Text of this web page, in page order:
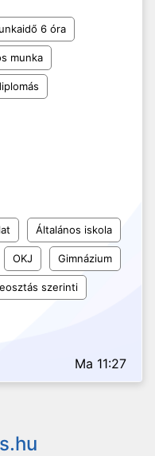
6 óra
munka
Általános iskola
OKJ Gimnázium
szerinti
Ma 11:27